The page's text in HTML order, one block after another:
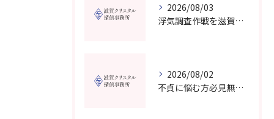
2026/08/03
浮気調査作戦を滋賀県で成功させる費用と証拠収集の実践ガイド
2026/08/02
不貞に悩む方必見無料相談対応の探偵事務所は滋賀県高島市でどう選ぶべきか